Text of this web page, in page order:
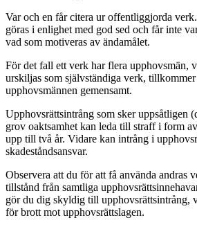
Var och en får citera ur offentliggjorda
göras i enlighet med god sed och får inte
vad som motiveras av ändamålet.
För det fall ett verk har flera upphovsmän,
urskiljas som självständiga verk,
upphovsmännen gemensamt.
Upphovsrättsintrång som sker uppsåtligen
grov oaktsamhet kan leda till straff i form
upp till två år. Vidare kan intrång i
skadeståndsansvar.
Observera att du för att få använda andras
tillstånd från samtliga
gör du dig skyldig till upphovsrättsintrång,
för brott mot upphovsrättslagen.